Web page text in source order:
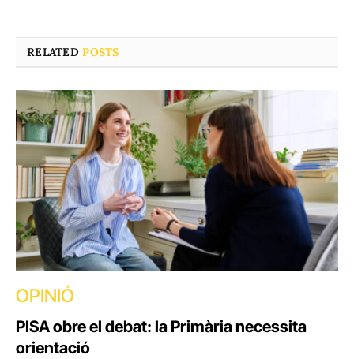
RELATEDPOSTS
OPINIÓ
PISA obre el debat: la Primària necessita
orientació